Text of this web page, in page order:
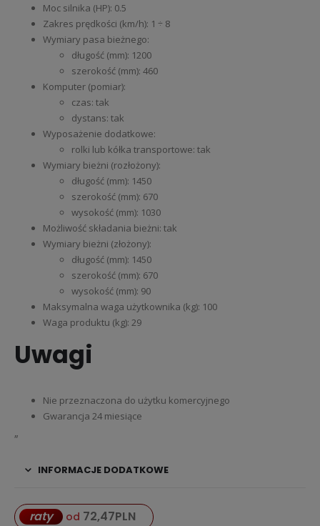
Moc silnika (HP): 0.5
Zakres prędkości (km/h): 1 ÷ 8
Wymiary pasa bieżnego:
długość (mm): 1200
szerokość (mm): 460
Komputer (pomiar):
czas: tak
dystans: tak
Wyposażenie dodatkowe:
rolki lub kółka transportowe: tak
Wymiary bieżni (rozłożony):
długość (mm): 1450
szerokość (mm): 670
wysokość (mm): 1030
Możliwość składania bieżni: tak
Wymiary bieżni (złożony):
długość (mm): 1450
szerokość (mm): 670
wysokość (mm): 90
Maksymalna waga użytkownika (kg): 100
Waga produktu (kg): 29
Uwagi
Nie przeznaczona do użytku komercyjnego
Gwarancja 24 miesiące
„
INFORMACJE DODATKOWE
raty od 72,47PLN